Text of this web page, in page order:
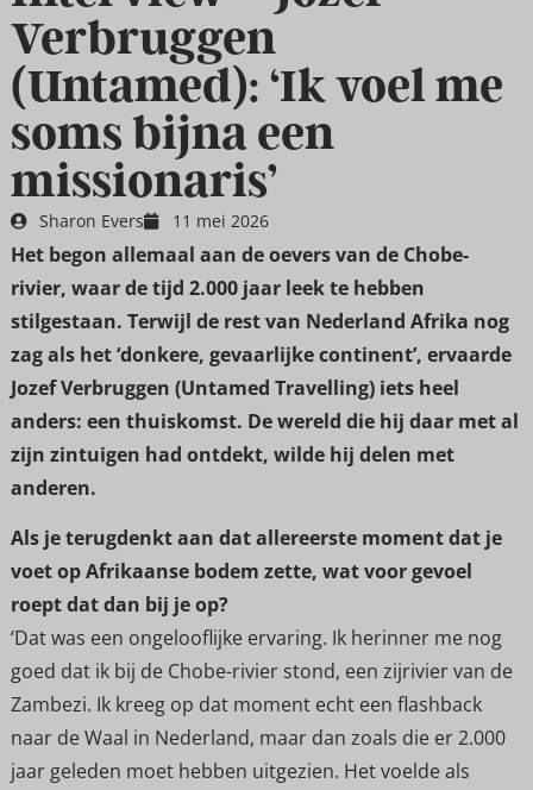
Verbruggen
(Untamed): ‘Ik voel me
soms bijna een
missionaris’
Sharon Evers 11 mei 2026
Het begon allemaal aan de oevers van de Chobe-
rivier, waar de tijd 2.000 jaar leek te hebben
stilgestaan. Terwijl de rest van Nederland Afrika nog
zag als het ‘donkere, gevaarlijke continent’, ervaarde
Jozef Verbruggen (Untamed Travelling) iets heel
anders: een thuiskomst. De wereld die hij daar met al
zijn zintuigen had ontdekt, wilde hij delen met
anderen.
Als je terugdenkt aan dat allereerste moment dat je
voet op Afrikaanse bodem zette, wat voor gevoel
roept dat dan bij je op?
‘Dat was een ongelooflijke ervaring. Ik herinner me nog
goed dat ik bij de Chobe-rivier stond, een zijrivier van de
Zambezi. Ik kreeg op dat moment echt een flashback
naar de Waal in Nederland, maar dan zoals die er 2.000
jaar geleden moet hebben uitgezien. Het voelde als